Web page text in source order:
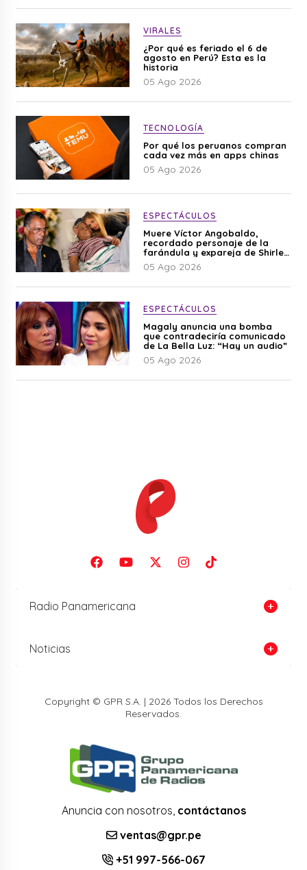
VIRALES
¿Por qué es feriado el 6 de
agosto en Perú? Esta es la
historia
05 Ago 2026
TECNOLOGÍA
Por qué los peruanos compran
cada vez más en apps chinas
05 Ago 2026
ESPECTÁCULOS
Muere Víctor Angobaldo,
recordado personaje de la
farándula y expareja de Shirley
Cherres
05 Ago 2026
ESPECTÁCULOS
Magaly anuncia una bomba
que contradeciría comunicado
de La Bella Luz: “Hay un audio”
05 Ago 2026
Radio Panamericana
Noticias
Copyright © GPR S.A. | 2026 Todos los Derechos
Reservados.
Anuncia con nosotros, contáctanos
ventas@gpr.pe
+51 997-566-067